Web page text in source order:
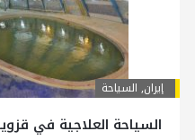
إيران, السياحة
السياحة العلاجية في